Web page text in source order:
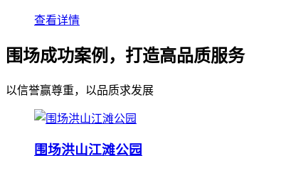
查看详情
围场成功案例，打造高品质服务
以信誉赢尊重，以品质求发展
围场洪山江滩公园